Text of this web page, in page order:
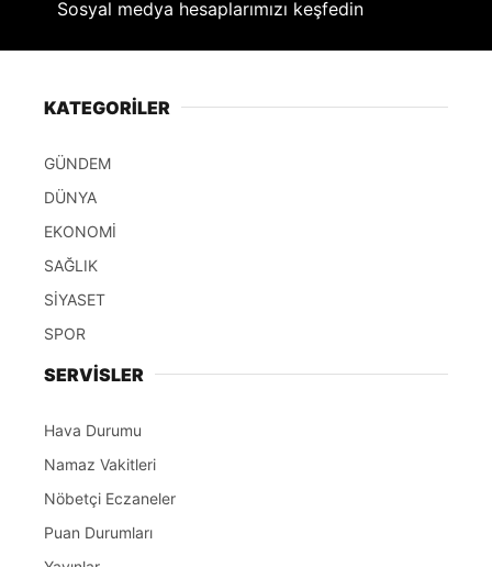
Sosyal medya hesaplarımızı keşfedin
KATEGORİLER
GÜNDEM
DÜNYA
EKONOMİ
SAĞLIK
SİYASET
SPOR
SERVİSLER
Hava Durumu
Namaz Vakitleri
Nöbetçi Eczaneler
Puan Durumları